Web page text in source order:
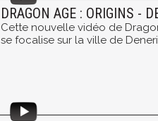
DRAGON AGE : ORIGINS -
Cette nouvelle vidéo de
se focalise sur la ville de